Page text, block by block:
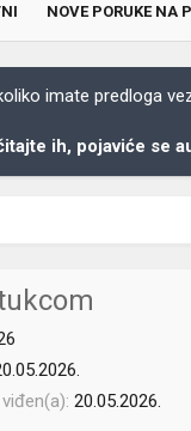
NOVE PORUKE NA
imate predloga
ih, pojaviće se
20.05.2026.